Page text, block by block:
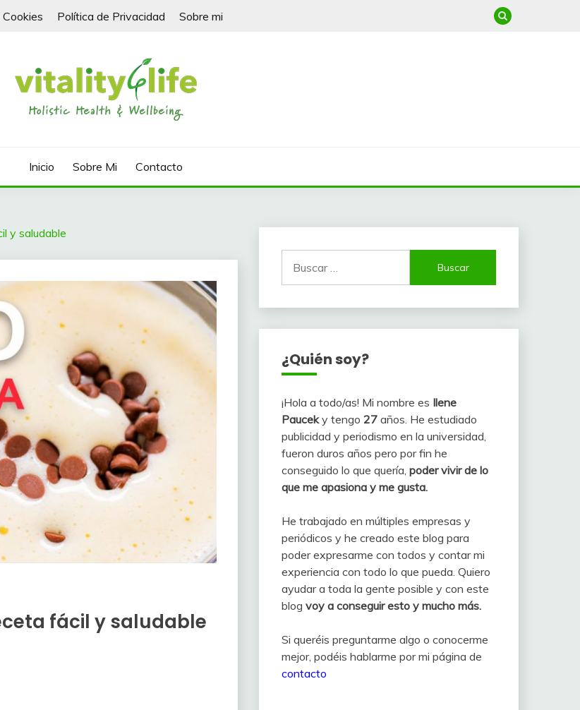
Política de Privacidad Sobre mi
Inicio Sobre Mi Contacto
y saludable
fácil y saludable
¿Quién soy?
¡Hola a todo/as! Mi nombre es Ilene
Pauceky tengo 27años. He estudiado
publicidad y periodismo en la universidad,
fueron duros años pero por fin he
conseguido lo que quería, poder vivir de lo
que me apasiona y me gusta.
He trabajado en múltiples empresas y
periódicos y he creado este blog para
poder expresarme con todos y contar mi
experiencia con todo lo que pueda. Quiero
ayudar a toda la gente posible y con este
blog voy a conseguir esto y mucho más.
Si queréis preguntarme algo o conocerme
mejor, podéis hablarme por mi página de
contacto